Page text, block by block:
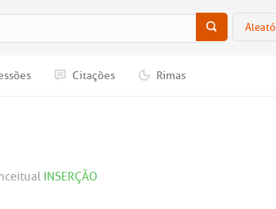
Citações Rimas
INSERÇÃO